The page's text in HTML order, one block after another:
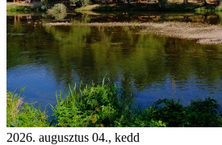
2026. augusztus 04., kedd